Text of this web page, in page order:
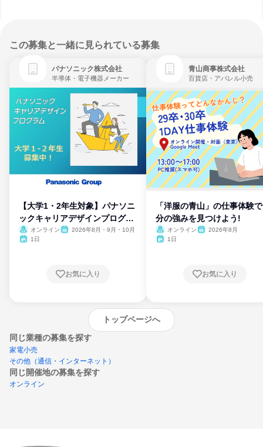
この募集と一緒に見られている募集
パナソニック株式会社
半導体・電子機器メーカー
【大学1・2年生対象】パナソニ
ックキャリアデザインプログラ
ム
オンライン
2026年8月・9月・10月
1日
お気に入り
青山商事株式会社
百貨店・アパレル小売
「洋服の青山」の仕事体験
分の強みを見つけよう!
オンライン
2026年8月
1日
お気に入り
トップページへ
同じ業種の募集を探す
家電小売
その他（通信・インターネット）
同じ開催地の募集を探す
オンライン